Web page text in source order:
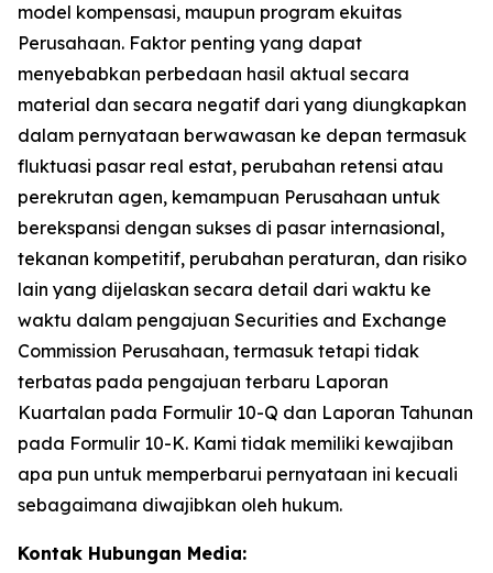
model kompensasi, maupun program ekuitas
Perusahaan. Faktor penting yang dapat
menyebabkan perbedaan hasil aktual secara
material dan secara negatif dari yang diungkapkan
dalam pernyataan berwawasan ke depan termasuk
fluktuasi pasar real estat, perubahan retensi atau
perekrutan agen, kemampuan Perusahaan untuk
berekspansi dengan sukses di pasar internasional,
tekanan kompetitif, perubahan peraturan, dan risiko
lain yang dijelaskan secara detail dari waktu ke
waktu dalam pengajuan Securities and Exchange
Commission Perusahaan, termasuk tetapi tidak
terbatas pada pengajuan terbaru Laporan
Kuartalan pada Formulir 10-Q dan Laporan Tahunan
pada Formulir 10-K. Kami tidak memiliki kewajiban
apa pun untuk memperbarui pernyataan ini kecuali
sebagaimana diwajibkan oleh hukum.
Kontak Hubungan Media: